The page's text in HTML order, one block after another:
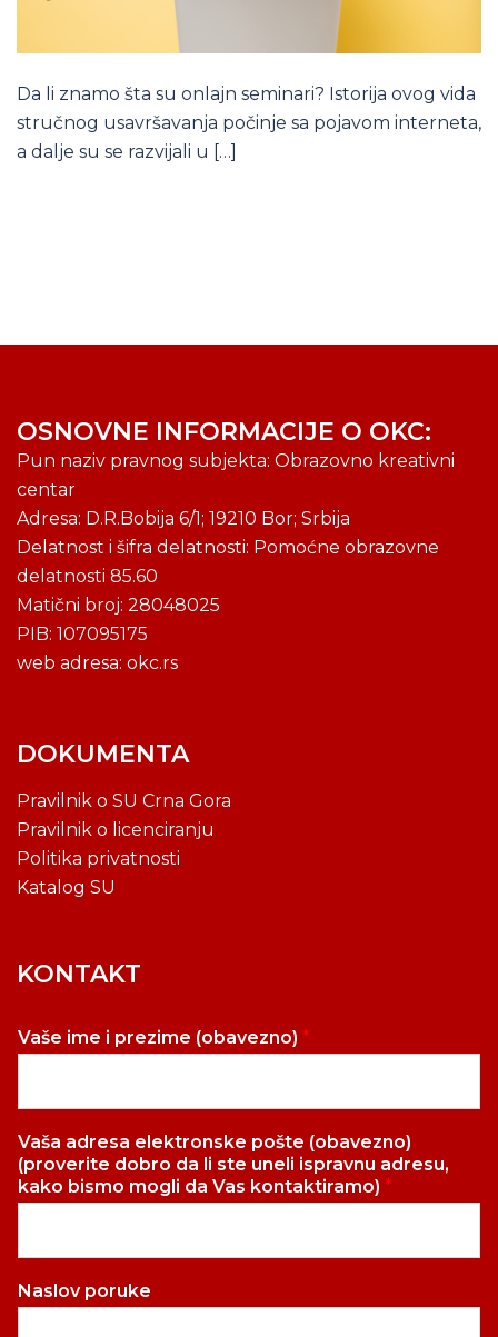
Da li znamo šta su onlajn seminari? Istorija ovog vida
stručnog usavršavanja počinje sa pojavom interneta,
a dalje su se razvijali u […]
OSNOVNE INFORMACIJE O OKC:
Pun naziv pravnog subjekta: Obrazovno kreativni
centar
Adresa: D.R.Bobija 6/1; 19210 Bor; Srbija
Delatnost i šifra delatnosti: Pomoćne obrazovne
delatnosti 85.60
Matični broj: 28048025
PIB: 107095175
web adresa: okc.rs
DOKUMENTA
Pravilnik o SU Crna Gora
Pravilnik o licenciranju
Politika privatnosti
Katalog SU
KONTAKT
Vaše ime i prezime (obavezno) *
Vaša adresa elektronske pošte (obavezno)
(proverite dobro da li ste uneli ispravnu adresu,
kako bismo mogli da Vas kontaktiramo) *
Naslov poruke